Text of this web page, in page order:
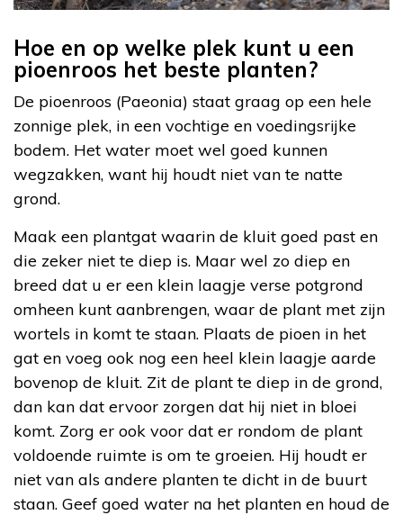
Hoe en op welke plek kunt u een
pioenroos het beste planten?
De pioenroos (Paeonia) staat graag op een hele
zonnige plek, in een vochtige en voedingsrijke
bodem. Het water moet wel goed kunnen
wegzakken, want hij houdt niet van te natte
grond.
Maak een plantgat waarin de kluit goed past en
die zeker niet te diep is. Maar wel zo diep en
breed dat u er een klein laagje verse potgrond
omheen kunt aanbrengen, waar de plant met zijn
wortels in komt te staan. Plaats de pioen in het
gat en voeg ook nog een heel klein laagje aarde
bovenop de kluit. Zit de plant te diep in de grond,
dan kan dat ervoor zorgen dat hij niet in bloei
komt. Zorg er ook voor dat er rondom de plant
voldoende ruimte is om te groeien. Hij houdt er
niet van als andere planten te dicht in de buurt
staan. Geef goed water na het planten en houd de